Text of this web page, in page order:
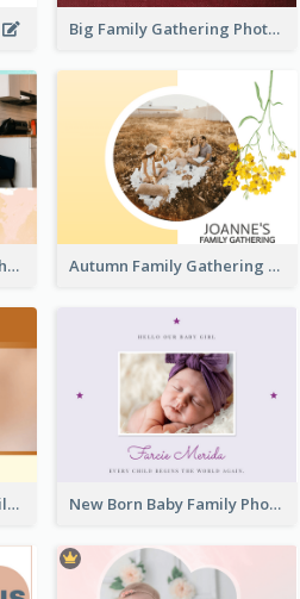
Big Family Gathering Photo Book
House Warming Family Photo Book Autumn Family Gathering Photo Book
Brown Vintage Baby Family Photo Book New Born Baby Family Photo Book